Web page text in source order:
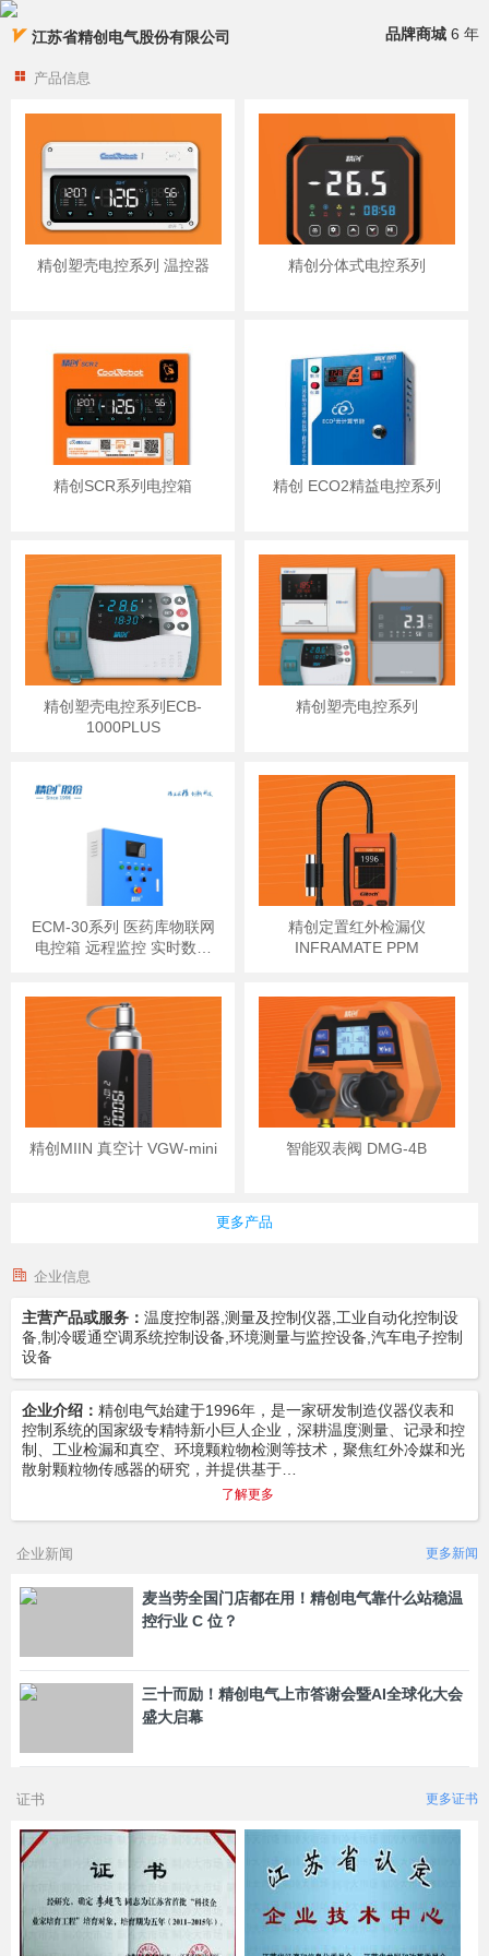
江苏省精创电气股份有限公司 品牌商城 6 年
产品信息
精创塑壳电控系列 温控器 精创分体式电控系列
精创SCR系列电控箱 精创 ECO2精益电控系列
精创塑壳电控系列ECB-
1000PLUS
精创塑壳电控系列
ECM-30系列 医药库物联网
电控箱 远程监控 实时数据
精创定置红外检漏仪
INFRAMATE PPM
精创MIIN 真空计 VGW-mini 智能双表阀 DMG-4B
更多产品
企业信息
主营产品或服务： 温度控制器,测量及控制仪器,工业自动化控制设
备,制冷暖通空调系统控制设备,环境测量与监控设备,汽车电子控制
设备
企业介绍： 精创电气始建于1996年，是一家研发制造仪器仪表和
控制系统的国家级专精特新小巨人企业，深耕温度测量、记录和控
制、工业检漏和真空、环境颗粒物检测等技术，聚焦红外冷媒和光
散射颗粒物传感器的研究，并提供基于…
了解更多
企业新闻 更多新闻
麦当劳全国门店都在用！精创电气靠什么站稳温
控行业 C 位？
三十而励！精创电气上市答谢会暨AI全球化大会
盛大启幕
证书 更多证书